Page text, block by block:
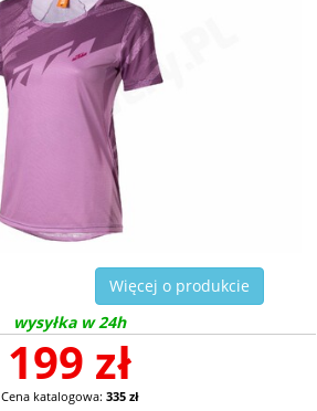
Więcej o produkcie
wysyłka w 24h
199 zł
Cena katalogowa: 335 zł